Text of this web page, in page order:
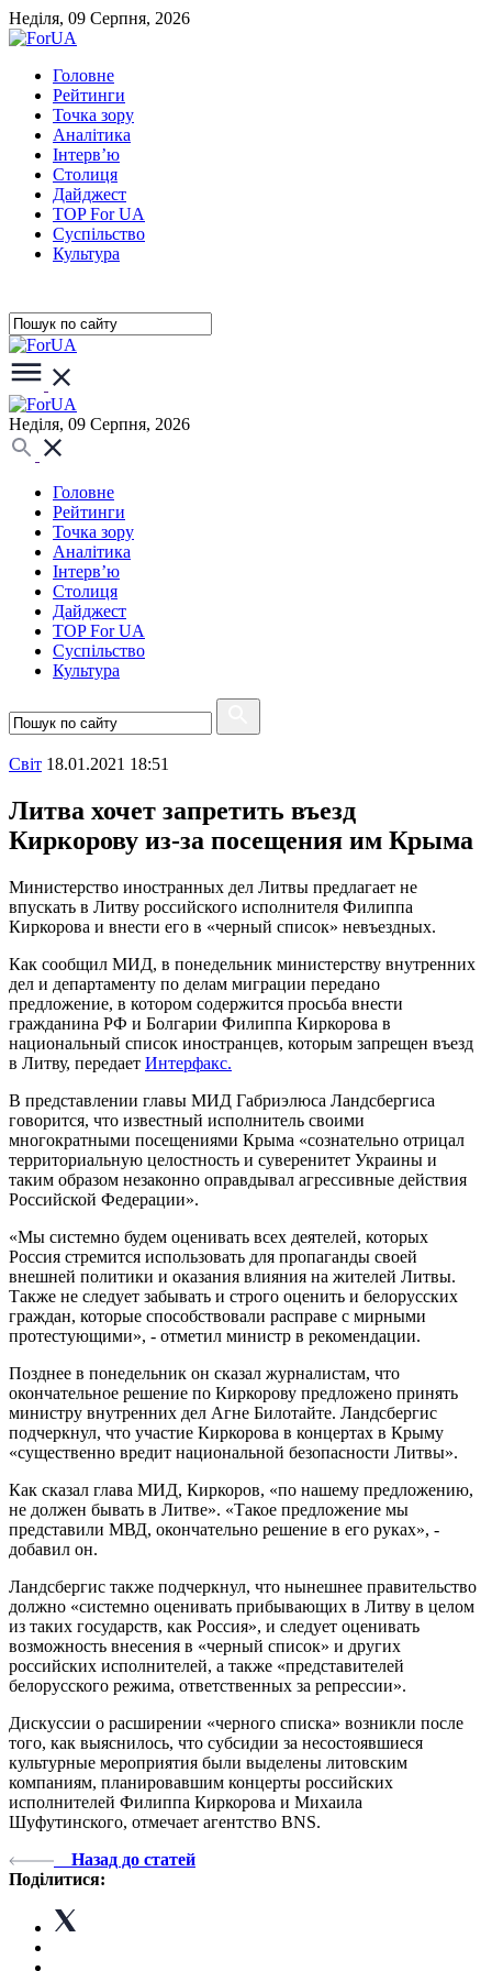
Неділя, 09 Серпня, 2026
Головне
Рейтинги
Точка зору
Аналітика
Інтерв’ю
Столиця
Дайджест
TOP For UA
Суспiльство
Культура
Неділя, 09 Серпня, 2026
Головне
Рейтинги
Точка зору
Аналітика
Інтерв’ю
Столиця
Дайджест
TOP For UA
Суспiльство
Культура
Свiт 18.01.2021 18:51
Литва хочет запретить въезд
Киркорову из-за посещения им Крыма
Министерство иностранных дел Литвы предлагает не
впускать в Литву российского исполнителя Филиппа
Киркорова и внести его в «черный список» невъездных.
Как сообщил МИД, в понедельник министерству внутренних
дел и департаменту по делам миграции передано
предложение, в котором содержится просьба внести
гражданина РФ и Болгарии Филиппа Киркорова в
национальный список иностранцев, которым запрещен въезд
в Литву, передает Интерфакс.
В представлении главы МИД Габриэлюса Ландсбергиса
говорится, что известный исполнитель своими
многократными посещениями Крыма «сознательно отрицал
территориальную целостность и суверенитет Украины и
таким образом незаконно оправдывал агрессивные действия
Российской Федерации».
«Мы системно будем оценивать всех деятелей, которых
Россия стремится использовать для пропаганды своей
внешней политики и оказания влияния на жителей Литвы.
Также не следует забывать и строго оценить и белорусских
граждан, которые способствовали расправе с мирными
протестующими», - отметил министр в рекомендации.
Позднее в понедельник он сказал журналистам, что
окончательное решение по Киркорову предложено принять
министру внутренних дел Агне Билотайте. Ландсбергис
подчеркнул, что участие Киркорова в концертах в Крыму
«существенно вредит национальной безопасности Литвы».
Как сказал глава МИД, Киркоров, «по нашему предложению,
не должен бывать в Литве». «Такое предложение мы
представили МВД, окончательно решение в его руках», -
добавил он.
Ландсбергис также подчеркнул, что нынешнее правительство
должно «системно оценивать прибывающих в Литву в целом
из таких государств, как Россия», и следует оценивать
возможность внесения в «черный список» и других
российских исполнителей, а также «представителей
белорусского режима, ответственных за репрессии».
Дискуссии о расширении «черного списка» возникли после
того, как выяснилось, что субсидии за несостоявшиеся
культурные мероприятия были выделены литовским
компаниям, планировавшим концерты российских
исполнителей Филиппа Киркорова и Михаила
Шуфутинского, отмечает агентство BNS.
Назад до статей
Поділитися: